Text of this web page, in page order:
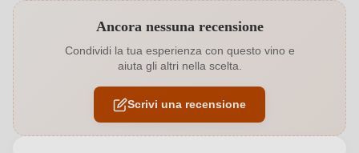
Abbinamenti Frutti di mare
Annata Varie annate
Colore dell'uva Rosso
Ancora nessuna recensione
Condividi la tua esperienza con questo vino e
aiuta gli altri nella scelta.
Scrivi una recensione